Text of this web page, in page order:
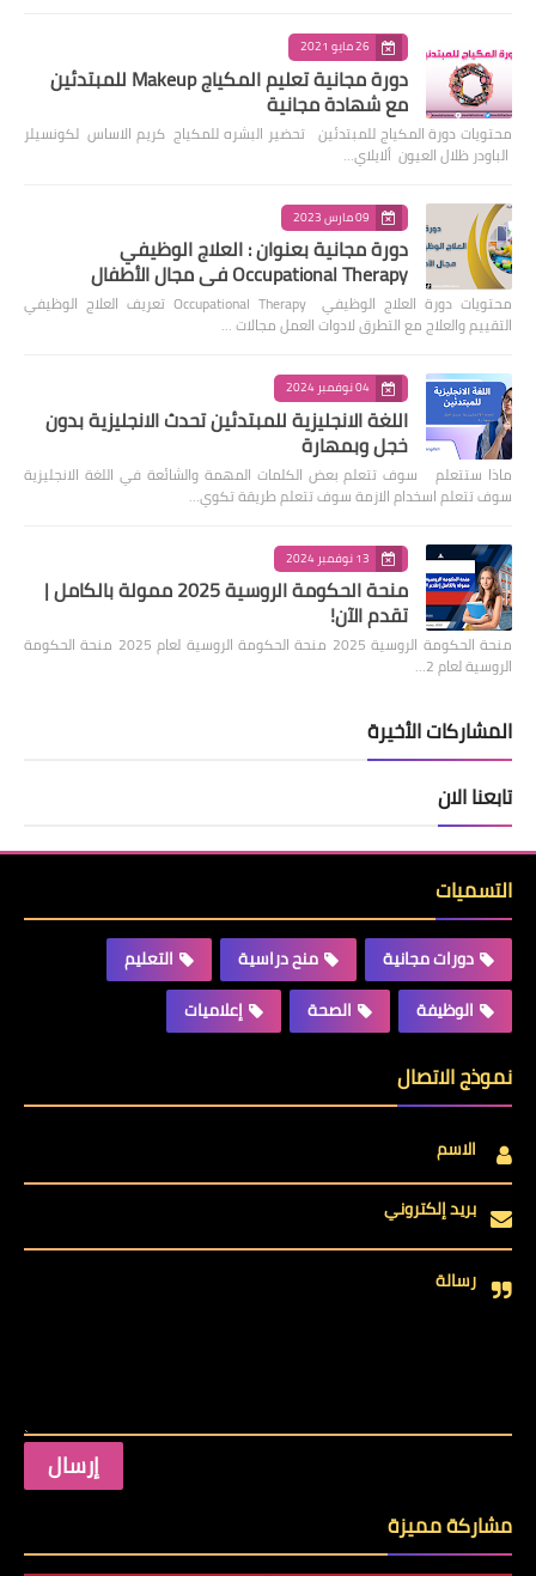
26 مايو 2021
دورة مجانية تعليم المكياج Makeup للمبتدئين
مع شهادة مجانية
محتويات دورة المكياج للمبتدئين تحضير البشره للمكياج كريم الاساس لكونسيلر
الباودر ظلال العيون ألايلاي…
09 مارس 2023
دورة مجانية بعنوان : العلاج الوظيفي
Occupational Therapy في مجال الأطفال
محتويات دورة العلاج الوظيفي Occupational Therapy تعريف العلاج الوظيفي
التقييم والعلاج مع التطرق لادوات العمل مجالات …
04 نوفمبر 2024
اللغة الانجليزية للمبتدئين تحدث الانجليزية بدون
خجل وبمهارة
ماذا ستتعلم سوف تتعلم بعض الكلمات المهمة والشائعة في اللغة الانجليزية
سوف تتعلم اسخدام الازمة سوف تتعلم طريقة تكوي…
13 نوفمبر 2024
منحة الحكومة الروسية 2025 ممولة بالكامل |
تقدم الآن!
منحة الحكومة الروسية 2025 منحة الحكومة الروسية لعام 2025 منحة الحكومة
الروسية لعام 2…
المشاركات الأخيرة
تابعنا الان
التسميات
دورات مجانية منح دراسية
التعليم
الوظيفة
الصحة إعلاميات
نموذج الاتصال
الاسم
بريد إلكتروني
رسالة
مشاركة مميزة